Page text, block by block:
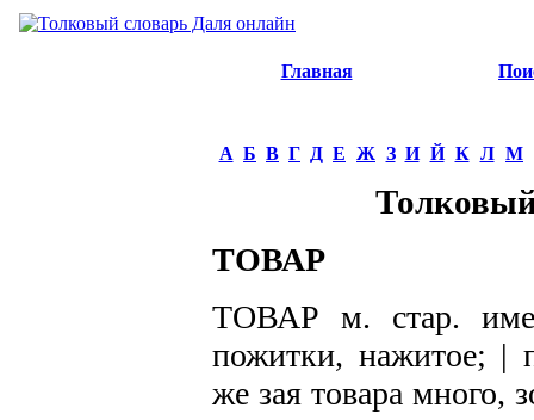
Главная
А Б В Г Д Е Ж З И Й К Л М
ТОВАР
ТОВАР м. стар.
пожитки, нажитое; |
же зая товара много,